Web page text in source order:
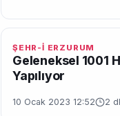
ŞEHR-İ ERZURUM
Geleneksel 1001
Yapılıyor
10 Ocak 2023 12:52 2